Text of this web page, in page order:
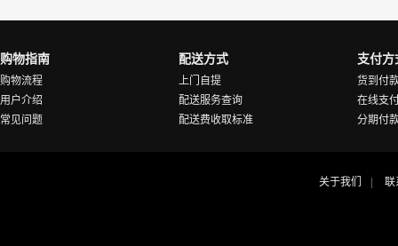
购物指南
购物流程
用户介绍
常见问题
配送方式
上门自提
配送服务查询
配送费收取标准
支付方
货到付
在线支
分期付
关于我们 联